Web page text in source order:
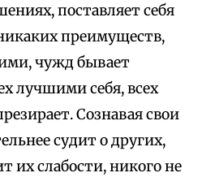
поставляет себя
преимуществ,
чужд бывает
лучшими себя, всех
Сознавая свои
судит о других,
их слабости, никого не